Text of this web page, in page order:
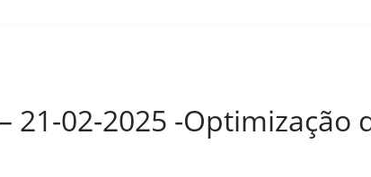
21-02-2025 -Optimização